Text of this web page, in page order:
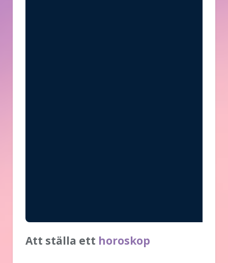
Att ställa ett horoskop